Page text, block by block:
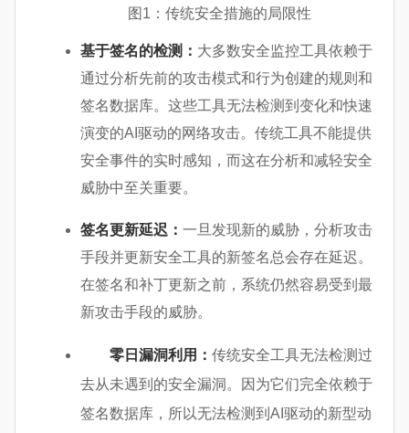
图1：传统安全措施的局限性
基于签名的检测： 大多数安全监控工具依赖于
通过分析先前的攻击模式和行为创建的规则和
签名数据库。这些工具无法检测到变化和快速
演变的AI驱动的网络攻击。传统工具不能提供
安全事件的实时感知，而这在分析和减轻安全
威胁中至关重要。
签名更新延迟： 一旦发现新的威胁，分析攻击
手段并更新安全工具的新签名总会存在延迟。
在签名和补丁更新之前，系统仍然容易受到最
新攻击手段的威胁。
零日漏洞利用： 传统安全工具无法检测过
去从未遇到的安全漏洞。因为它们完全依赖于
签名数据库，所以无法检测到AI驱动的新型动